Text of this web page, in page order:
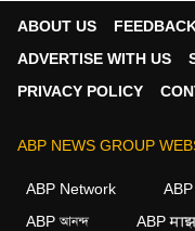
ABOUT US
ADVERTISE WITH US
PRIVACY POLICY
ABP NEWS GROUP
ABP Network
ABP আনন্দ
ABP